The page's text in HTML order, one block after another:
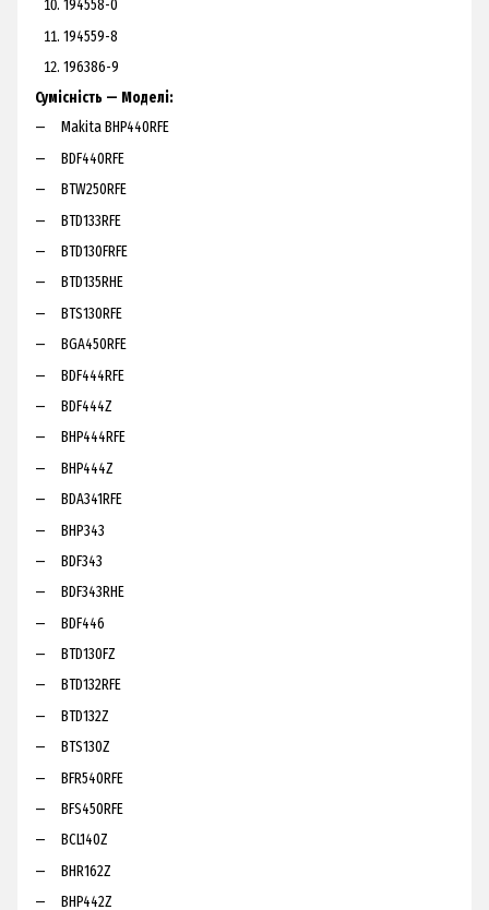
194558-0
194559-8
196386-9
Сумісність — Моделі:
Makita BHP440RFE
BDF440RFE
BTW250RFE
BTD133RFE
BTD130FRFE
BTD135RHE
BTS130RFE
BGA450RFE
BDF444RFE
BDF444Z
BHP444RFE
BHP444Z
BDA341RFE
BHP343
BDF343
BDF343RHE
BDF446
BTD130FZ
BTD132RFE
BTD132Z
BTS130Z
BFR540RFE
BFS450RFE
BCL140Z
BHR162Z
BHP442Z